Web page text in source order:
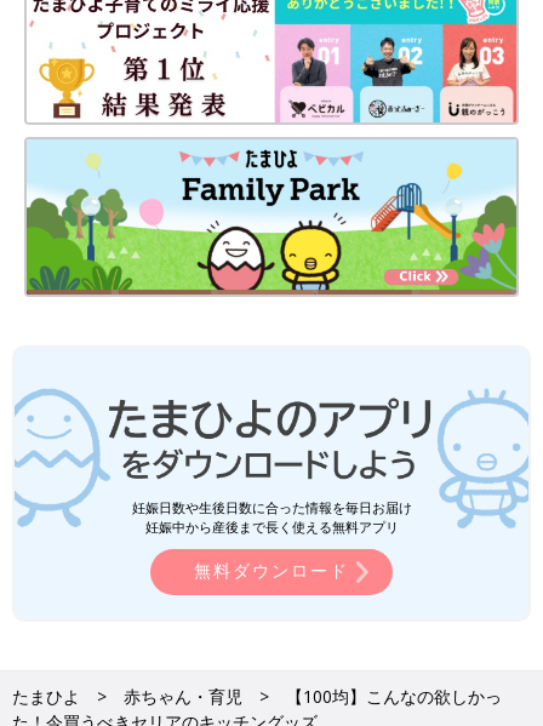
妊娠日数や生後日数に合った情報を毎日お届け
妊娠中から産後まで長く使える無料アプリ
無料ダウンロード
たまひよ 赤ちゃん・育児
【100均】こんなの欲しかっ